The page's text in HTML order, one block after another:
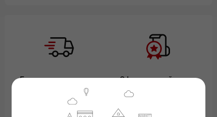
Быстрая доставка по
Официальный дилер